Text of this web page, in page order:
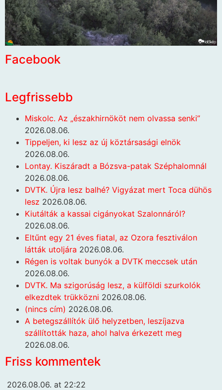
Facebook
Legfrissebb
Miskolc. Az „északhirnököt nem olvassa senki”
2026.08.06.
Tippeljen, ki lesz az új köztársasági elnök
2026.08.06.
Lontay. Kiszáradt a Bózsva-patak Széphalomnál
2026.08.06.
DVTK. Újra lesz balhé? Vigyázat mert Toca dühös
lesz 2026.08.06.
Kiutálták a kassai cigányokat Szalonnáról?
2026.08.06.
Eltűnt egy 21 éves fiatal, az Ozora fesztiválon
látták utoljára 2026.08.06.
Régen is voltak bunyók a DVTK meccsek után
2026.08.06.
DVTK. Ma szigorúság lesz, a külföldi szurkolók
elkezdtek trükközni 2026.08.06.
(nincs cím) 2026.08.06.
A betegszállítók ülő helyzetben, leszíjazva
szállították haza, ahol halva érkezett meg
2026.08.06.
Friss kommentek
2026.08.06. at 22:22